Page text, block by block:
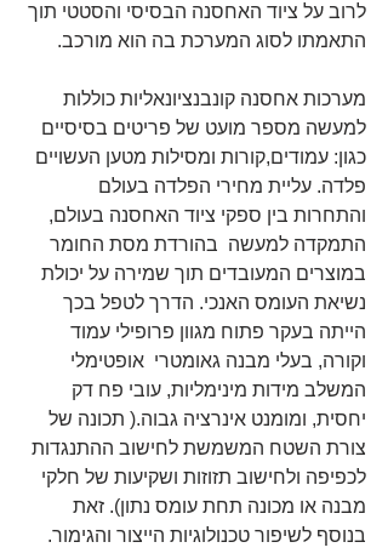
לרוב על ציוד האחסנה הבסיסי והסטטי תוך
התאמתו לסוג המערכת בה הוא מורכב.
מערכות אחסנה קונבנציונאליות כוללות
למעשה מספר מועט של פריטים בסיסיים
כגון: עמודים,קורות ומסילות מטען העשויים
פלדה. עליית מחירי הפלדה בעולם
והתחרות בין ספקי ציוד האחסנה בעולם,
התמקדה למעשה  בהורדת מסת החומר
במוצרים המעובדים תוך שמירה על יכולת
נשיאת העומס האנכי. הדרך לטפל בכך
הייתה בעקר פתוח מגוון פרופילי עמוד
וקורה, בעלי מבנה גאומטרי  אופטימלי
המשלב מידות מינימליות, עובי פח דק
יחסית, ומומנט אינרציה גבוה.( תכונה של
צורת השטח המשמשת לחישוב ההתנגדות
לכפיפה ולחישוב תזוזות ושקיעות של חלקי
מבנה או מכונה תחת עומס נתון). זאת
בנוסף לשיפור טכנולוגיות הייצור והגימור.